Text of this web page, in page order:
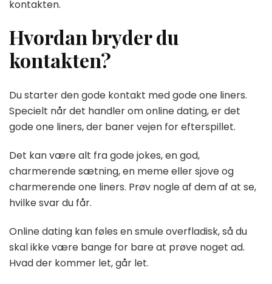
kontakten.
Hvordan bryder du
kontakten?
Du starter den gode kontakt med gode one liners.
Specielt når det handler om online dating, er det
gode one liners, der baner vejen for efterspillet.
Det kan være alt fra gode jokes, en god,
charmerende sætning, en meme eller sjove og
charmerende one liners. Prøv nogle af dem af at se,
hvilke svar du får.
Online dating kan føles en smule overfladisk, så du
skal ikke være bange for bare at prøve noget ad.
Hvad der kommer let, går let.